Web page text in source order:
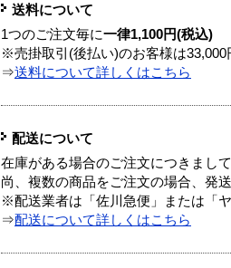
送料について
1つのご注文毎に一律1,100円(税込)
※売掛取引(後払い)のお客様は
⇒送料について詳しくはこちら
配送について
在庫がある場合のご注文につきまし
尚、複数の商品をご注文の場合、発
※配送業者は「佐川急便」または「
⇒配送について詳しくはこちら